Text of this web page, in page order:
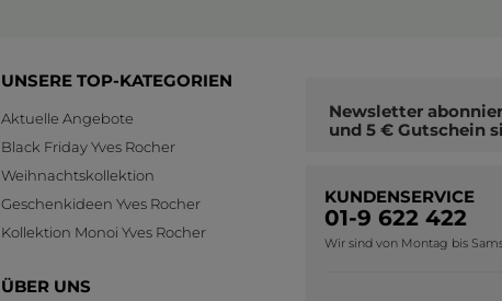
UNSERE TOP-KATEGORIEN
Aktuelle Angebote
Black Friday Yves Rocher
Weihnachtskollektion
Geschenkideen Yves Rocher
Kollektion Monoi Yves Rocher
ÜBER UNS
Newsletter
und 5 € Gutschein
KUNDENSERVICE
01-9 622 422
Wir sind von Montag bis